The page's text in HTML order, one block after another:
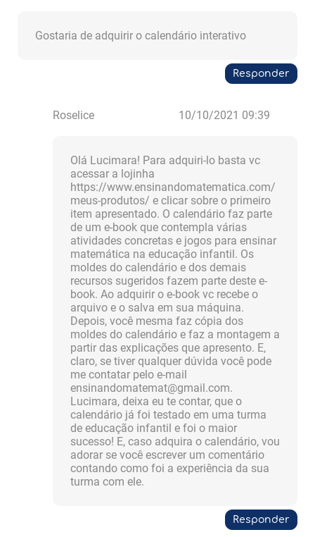
Gostaria de adquirir o calendário interativo
Responder
Roselice 10/10/2021 09:39
Olá Lucimara! Para adquiri-lo basta vc
acessar a lojinha
https://www.ensinandomatematica.com/
meus-produtos/ e clicar sobre o primeiro
item apresentado. O calendário faz parte
de um e-book que contempla várias
atividades concretas e jogos para ensinar
matemática na educação infantil. Os
moldes do calendário e dos demais
recursos sugeridos fazem parte deste e-
book. Ao adquirir o e-book vc recebe o
arquivo e o salva em sua máquina.
Depois, você mesma faz cópia dos
moldes do calendário e faz a montagem a
partir das explicações que apresento. E,
claro, se tiver qualquer dúvida você pode
me contatar pelo e-mail
ensinandomatemat@gmail.com.
Lucimara, deixa eu te contar, que o
calendário já foi testado em uma turma
de educação infantil e foi o maior
sucesso! E, caso adquira o calendário, vou
adorar se você escrever um comentário
contando como foi a experiência da sua
turma com ele.
Responder